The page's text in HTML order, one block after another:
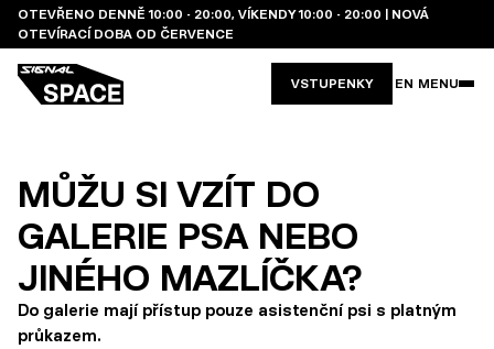
OTEVŘENO DENNĚ 10:00 - 20:00, VÍKENDY 10:00 - 20:00 | NOVÁ
OTEVÍRACÍ DOBA OD ČERVENCE
VSTUPENKY EN MENU
MŮŽU SI VZÍT DO
GALERIE PSA NEBO
JINÉHO MAZLÍČKA?
Do galerie mají přístup pouze asistenční psi s platným
průkazem.